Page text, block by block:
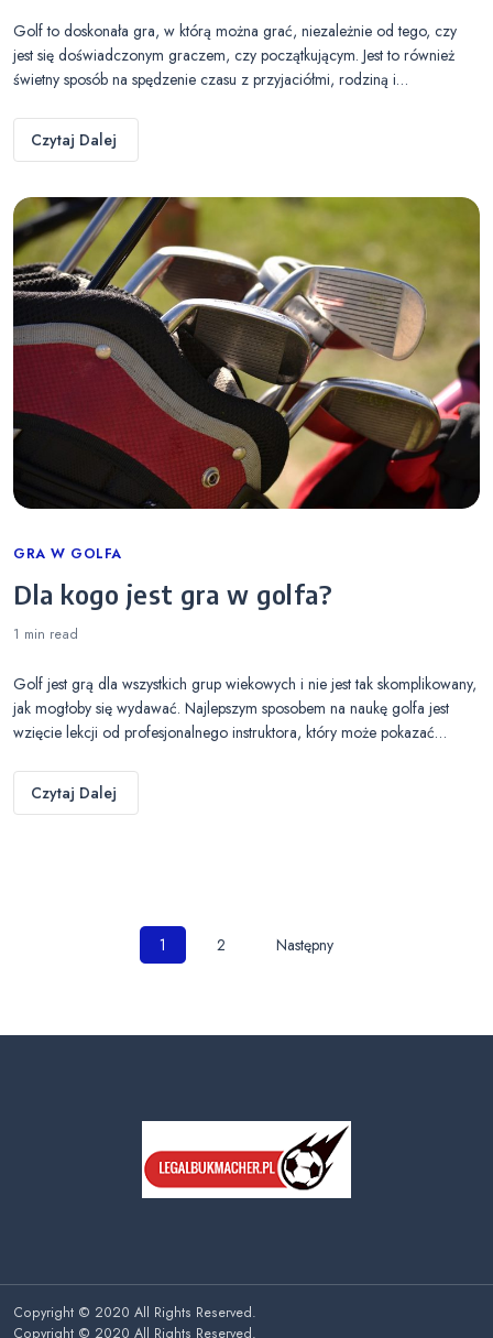
Golf to doskonała gra, w którą można grać, niezależnie od tego, czy
jest się doświadczonym graczem, czy początkującym. Jest to również
świetny sposób na spędzenie czasu z przyjaciółmi, rodziną i…
Czytaj Dalej
Categories
GRA W GOLFA
Dla kogo jest gra w golfa?
1 min read
Golf jest grą dla wszystkich grup wiekowych i nie jest tak skomplikowany,
jak mogłoby się wydawać. Najlepszym sposobem na naukę golfa jest
wzięcie lekcji od profesjonalnego instruktora, który może pokazać…
Czytaj Dalej
Nawigacja
1 2 Następny
Copyright © 2020 All Rights Reserved.
Copyright © 2020 All Rights Reserved.